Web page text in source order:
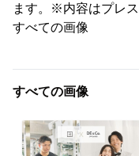
ます。※内容はプレ
すべての画像
すべての画像